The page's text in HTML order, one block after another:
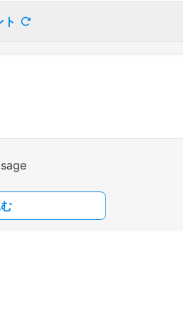
ト
sage